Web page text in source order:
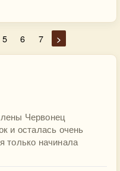
5 6 7 >
Червонец
и осталась очень
только начинала